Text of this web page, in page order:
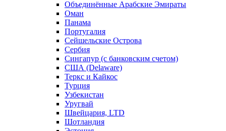
Объединённые Арабские Эмираты
Оман
Панама
Португалия
Сейшельские Острова
Сербия
Сингапур (c банковским счетом)
США (Delaware)
Теркс и Кайкос
Турция
Узбекистан
Уругвай
Швейцария, LTD
Шотландия